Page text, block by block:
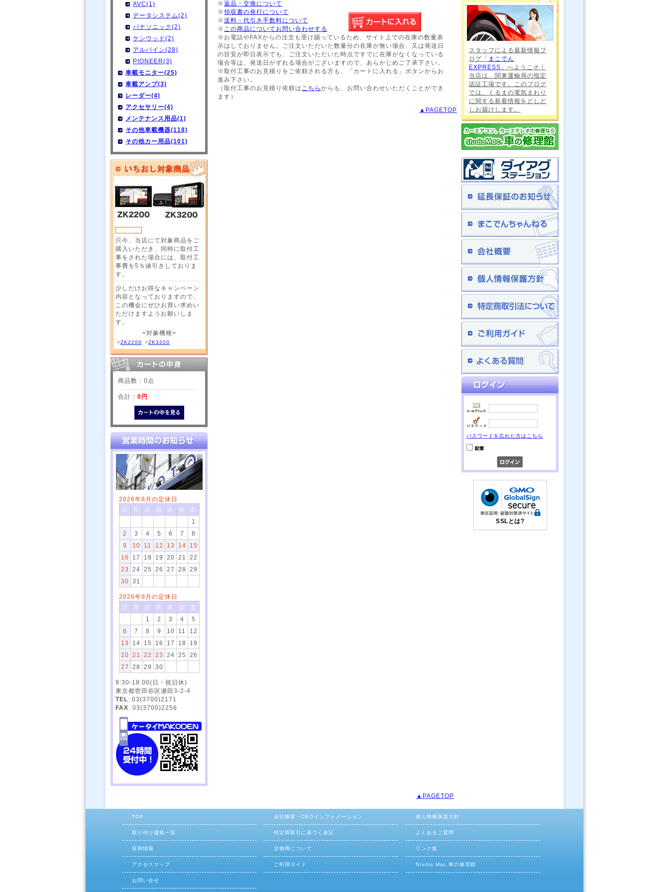
AVC(1)
データシステム(2)
パナソニック(2)
ケンウッド(2)
アルパイン(28)
PIONEER(3)
車載モニター(25)
車載アンプ(3)
レーダー(4)
アクセサリー(4)
メンテナンス用品(1)
その他車載機器(118)
その他カー用品(101)
只今、当店にて対象商品をご
購入いただき、同時に取付工
事をされた場合には、取付工
事費を5％値引きしておりま
す。
少しだけお得なキャンペーン
内容となっておりますので、
この機会にぜひお買い求めい
ただけますようお願いしま
す。
<対象機種>
>ZK2200 >ZK3200
商品数：0点
合計： 0円
2026年8月の定休日
日
月 火 水 木 金
土
1
2
3 4 5 6 7
8
9
10 11 12 13 14
15
16
17 18 19 20 21
22
23
24 25 26 27 28
29
30
31
2026年9月の定休日
日
月 火 水 木 金
土
1
2 3 4
5
6
7 8 9 10 11
12
13
14 15 16 17 18
19
20
21 22 23 24 25
26
27
28 29 30
9:30-18:00(日・祝日休)
東京都世田谷区瀬田3-2-4
TEL: 03(3700)2171
FAX: 03(3700)2256
※返品・交換について
※領収書の発行について
※送料・代引き手数料について
※ この商品についてお問い合わせする
※お電話やFAXからの注文も受け賜っているため、サイト上での在庫の数量表
示はしておりません。ご注文いただいた数量分の在庫が無い場合、又は発送日
の目安が即日表示でも、ご注文いただいた時点ですでに在庫がなくなっている
場合等は、発送日がずれる場合がございますので、あらかじめご了承下さい。
※取付工事のお見積りをご依頼される方も、「カートに入れる」ボタンからお
進み下さい。
（取付工事のお見積り依頼は こちら からも、お問い合わせいただくことができ
ます）
▲PAGETOP
スタッフによる最新情報ブ
ログ「 まこでん
EXPRESS 」へようこそ！
当店は、関東運輸局の指定
認証工場です。このブログ
では、くるまの電気まわり
に関する新着情報をどしど
しお届けします。
パスワードを忘れた方はこちら
SSLとは?
▲PAGETOP
TOP 会社概要・CEOインフォメーション 個人情報保護方針
取り付け価格一覧 特定商取引に基づく表記 よくあるご質問
採用情報 古物商について リンク集
アクセスマップ ご利用ガイド Studio Mac.車の修理館
お問い合せ